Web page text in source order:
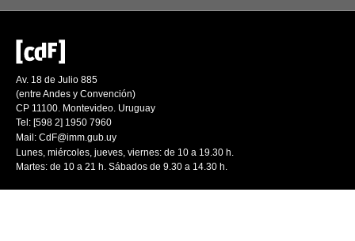
Av. 18 de Julio 885
(entre Andes y Convención)
CP 11100. Montevideo. Uruguay
Tel: [598 2] 1950 7960
Mail: CdF@imm.gub.uy
Lunes, miércoles, jueves, viernes: de 10 a 19.30 h.
Martes: de 10 a 21 h. Sábados de 9.30 a 14.30 h.